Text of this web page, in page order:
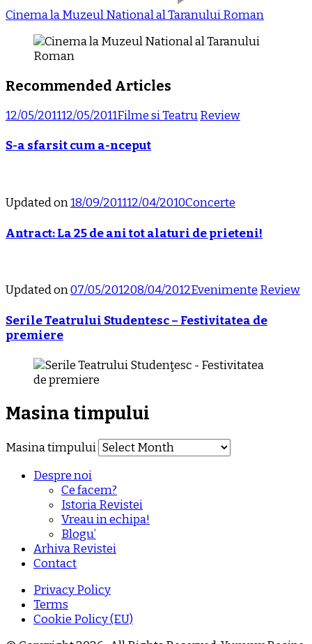
Cinema la Muzeul National al Taranului Roman
Recommended Articles
12/05/201112/05/2011Filme si TeatruReview
S-a sfarsit cum a-nceput
Updated on18/09/201112/04/2010Concerte
Antract: La 25 de ani tot alaturi de prieteni!
Updated on07/05/201208/04/2012Evenimente Review
Serile Teatrului Studentesc – Festivitatea de
premiere
Masina timpului
Masina timpului
Despre noi
Ce facem?
Istoria Revistei
Vreau in echipa!
Blogu’
Arhiva Revistei
Contact
Privacy Policy
Terms
Cookie Policy (EU)